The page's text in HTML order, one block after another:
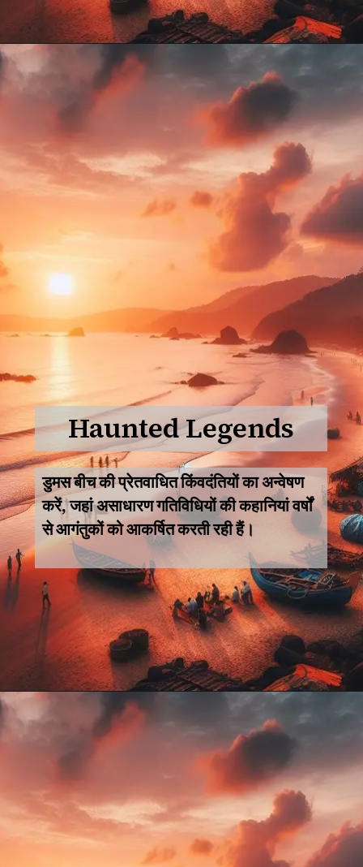
Haunted Legends
डुमस बीच की प्रेतवाधित किंवदंतियों का अन्वेषण
करें, जहां असाधारण गतिविधियों की कहानियां वर्षों
से आगंतुकों को आकर्षित करती रही हैं।